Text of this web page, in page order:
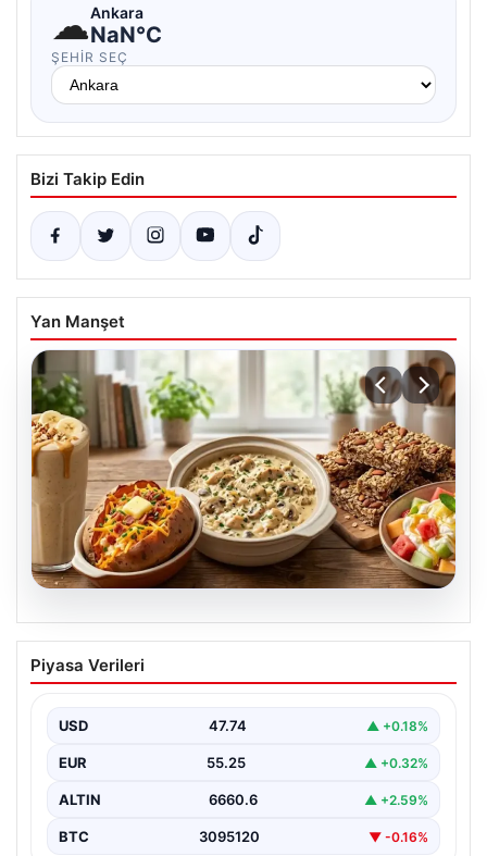
☁Ankara
NaN°C
ŞEHIR SEÇ
Bizi Takip Edin
Yan Manşet
06.08.2026
Tartıdaki Rakamları Artırmak İçin
Sağlıklı ve Yüksek Kalorili 5 Tarif
rahatsızlık hissi yaratmadan, dengeli ve kalori
açısından…
Piyasa Verileri
USD 47.74 ▲ +0.18%
EUR 55.25 ▲ +0.32%
ALTIN 6660.6 ▲ +2.59%
BTC 3095120 ▼ -0.16%